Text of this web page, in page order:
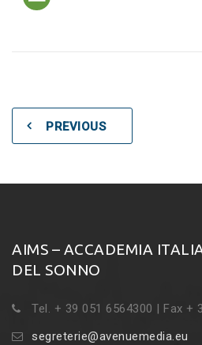
PREVIOUS
AIMS – ACCADEMIA
DEL SONNO
Tel. + 39 051 6564300 | Fax +
segreterie@avenuemedia.eu